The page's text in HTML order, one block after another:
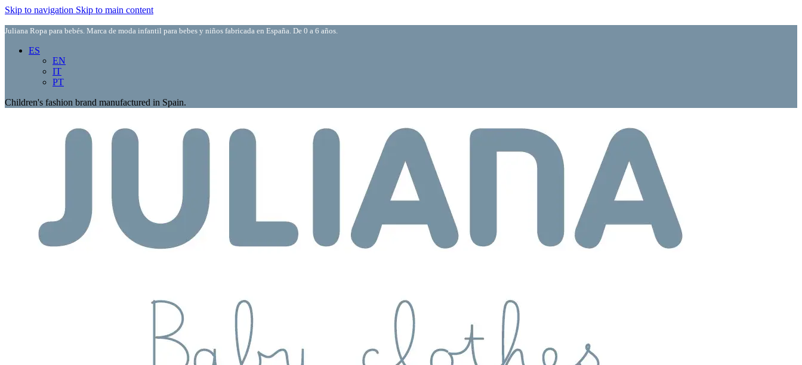
Skip to navigation Skip to main content
Juliana Ropa para bebés. Marca de moda infantil para bebes y niños fabricada en España. De 0 a 6 años.
ES
EN
IT
PT
Children's fashion brand manufactured in Spain.